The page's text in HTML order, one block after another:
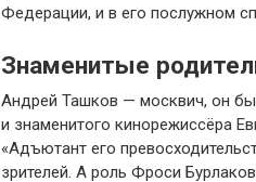
Федерации, и в его послужном
Знаменитые
Андрей Ташков — москвич, он
и знаменитого кинорежиссёра
«Адъютант его
зрителей. А роль Фроси